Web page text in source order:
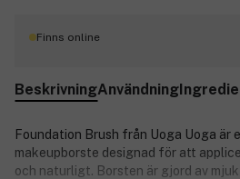
Finns online
BeskrivningAnvändning
Foundation Brush från Uoga Uoga är
makeupborste designad för att
och naturligt. Borsten är gjord av